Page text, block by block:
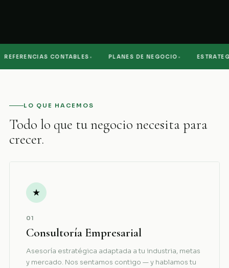
CONTABLES· PLANES DE NEGOCIO·
LO QUE HACEMOS
Todo lo que tu negocio necesita para
crecer.
★
01
Consultoría Empresarial
Asesoría estratégica adaptada a tu industria, metas
y mercado. Nos sentamos contigo — y hablamos tu